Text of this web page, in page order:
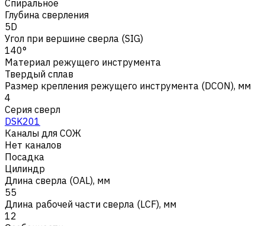
Спиральное
Глубина сверления
5D
Угол при вершине сверла (SIG)
140°
Материал режущего инструмента
Твердый сплав
Размер крепления режущего инструмента (DCON), мм
4
Серия сверл
DSK201
Каналы для СОЖ
Нет каналов
Посадка
Цилиндр
Длина сверла (OAL), мм
55
Длина рабочей части сверла (LCF), мм
12